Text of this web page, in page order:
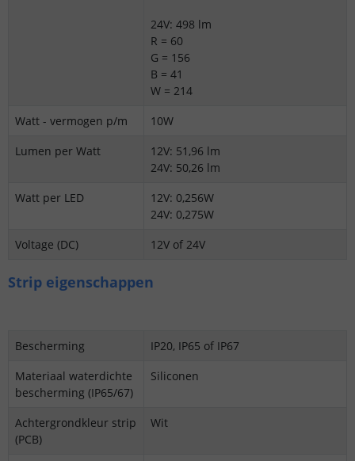
24V: 498 lm
R = 60
G = 156
B = 41
W = 214
Watt - vermogen p/m
10W
Lumen per Watt
12V: 51,96 lm
24V: 50,26 lm
Watt per LED
12V: 0,256W
24V: 0,275W
Voltage (DC)
12V of 24V
Strip eigenschappen
Bescherming
IP20, IP65 of IP67
Materiaal waterdichte
bescherming (IP65/67)
Siliconen
Achtergrondkleur strip
(PCB)
Wit